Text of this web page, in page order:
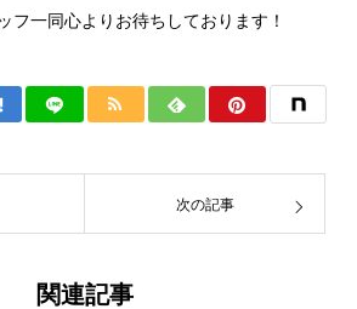
フ一同心よりお待ちしております！
次の記事
関連記事